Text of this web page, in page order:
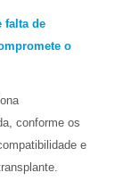
falta de
o
conforme os
e